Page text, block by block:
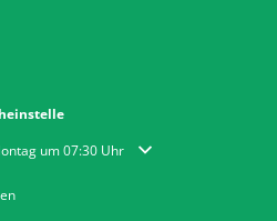
auszublenden
um 07:30 Uhr